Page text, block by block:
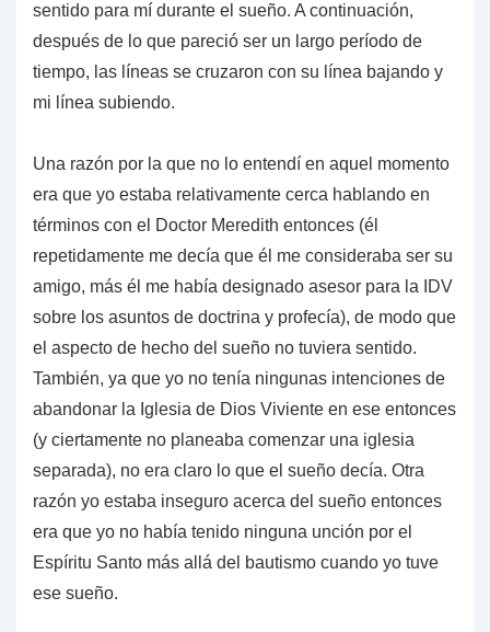
sentido para mí durante el sueño. A continuación,
después de lo que pareció ser un largo período de
tiempo, las líneas se cruzaron con su línea bajando y
mi línea subiendo.
Una razón por la que no lo entendí en aquel momento
era que yo estaba relativamente cerca hablando en
términos con el Doctor Meredith entonces (él
repetidamente me decía que él me consideraba ser su
amigo, más él me había designado asesor para la IDV
sobre los asuntos de doctrina y profecía), de modo que
el aspecto de hecho del sueño no tuviera sentido.
También, ya que yo no tenía ningunas intenciones de
abandonar la Iglesia de Dios Viviente en ese entonces
(y ciertamente no planeaba comenzar una iglesia
separada), no era claro lo que el sueño decía. Otra
razón yo estaba inseguro acerca del sueño entonces
era que yo no había tenido ninguna unción por el
Espíritu Santo más allá del bautismo cuando yo tuve
ese sueño.